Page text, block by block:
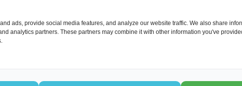
urnen
en assieraden van hoge kwaliteit tegen eerlijke prijzen. Wij begrijpen
samengesteld, met oog voor detail en betekenis. Daarnaast bieden we
waar eerlijke prijzen en goede service hand in hand gaan.
ads, provide social media features, and analyze our website traffic. We also share
analytics partners. These partners may combine it with other information you've